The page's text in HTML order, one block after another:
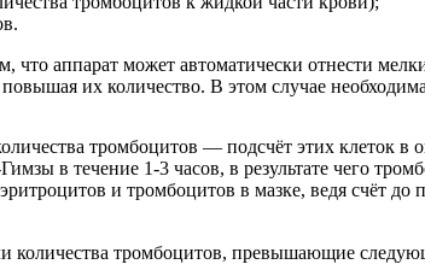
что аппарат может автоматически отнести
их количество. В этом случае
тромбоцитов — подсчёт этих клеток
в течение 1-3 часов, в результате чего
и тромбоцитов в мазке, ведя счёт
количества тромбоцитов, превышающие